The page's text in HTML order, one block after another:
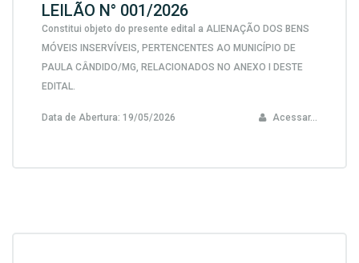
LEILÃO N° 001/2026
Constitui objeto do presente edital a ALIENAÇÃO DOS BENS
MÓVEIS INSERVÍVEIS, PERTENCENTES AO MUNICÍPIO DE
PAULA CÂNDIDO/MG, RELACIONADOS NO ANEXO I DESTE
EDITAL.
Data de Abertura: 19/05/2026 Acessar...